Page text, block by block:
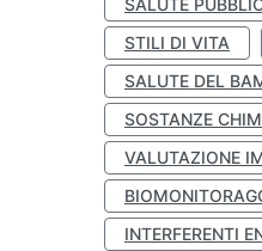
SALUTE
STILI DI VITA
SALUTE DEL
SOSTANZE
VALUTAZIONE
INTERFERENTI